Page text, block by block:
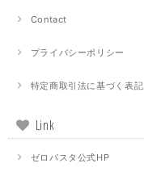
Contact
プライバシーポリシー
特定商取引法に基づく表記
Link
ゼロパスタ公式HP